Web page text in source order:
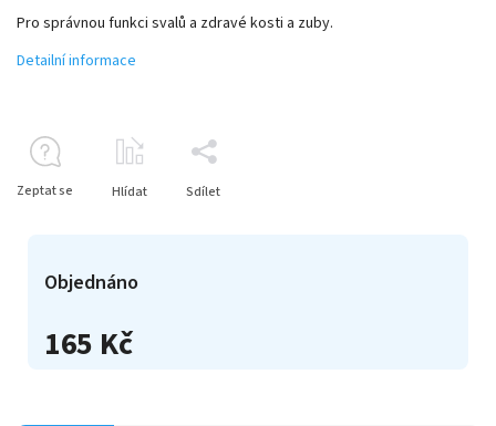
165 Kč
Objednáno
Pro správnou funkci svalů a zdravé kosti a zuby.
Detailní informace
Zeptat se Hlídat Sdílet